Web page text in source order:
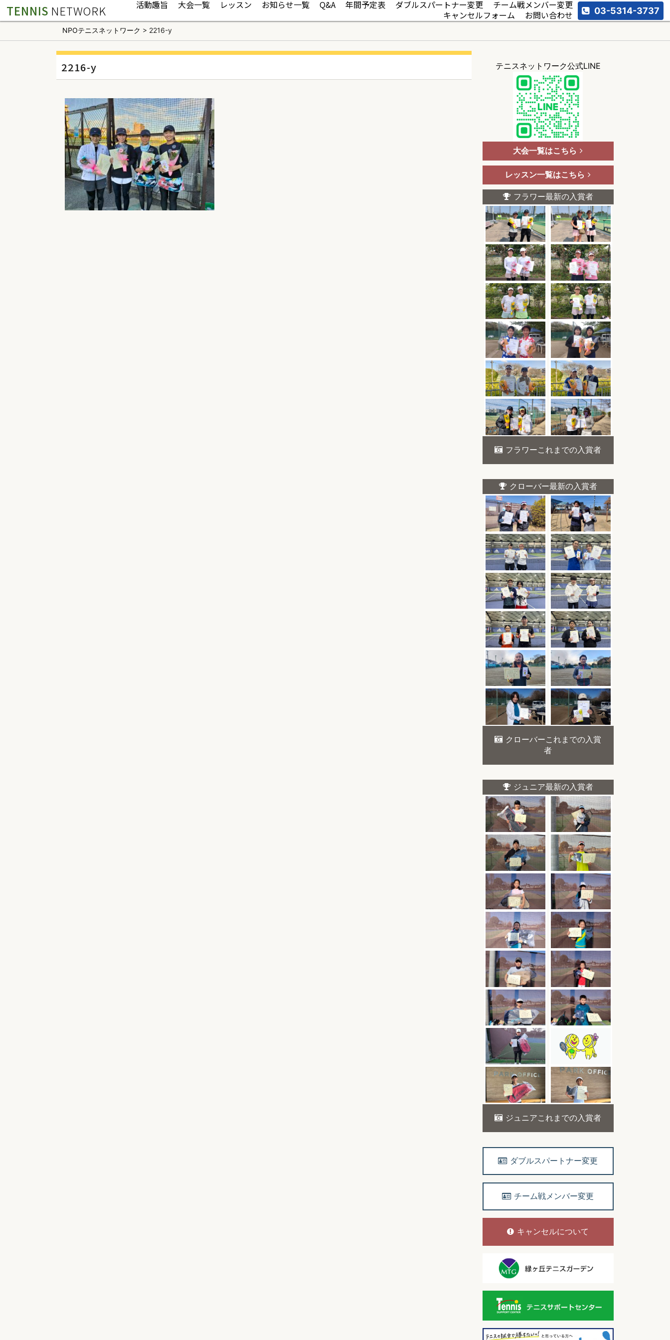
TENNIS NETWORK 活動趣旨 大会一覧 レッスン お知らせ一覧 Q&A 年間予定表 ダブルスパートナー変更
チーム戦メンバー変更
キャンセルフォーム
お問い合わせ 03-5314-3737
NPOテニスネットワーク > 2216-y
2216-y テニスネットワーク公式LINE
大会一覧はこちら
レッスン一覧はこちら
フラワー最新の入賞者
フラワーこれまでの入賞者
クローバー最新の入賞者
クローバーこれまでの入賞
者
ジュニア最新の入賞者
ジュニアこれまでの入賞者
ダブルスパートナー変更
チーム戦メンバー変更
キャンセルについて